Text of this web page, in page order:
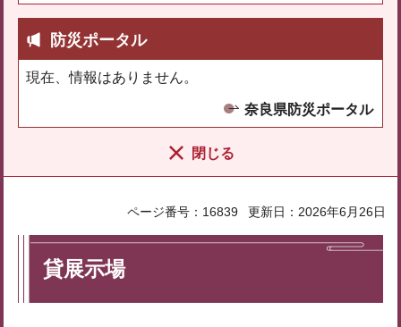
防災ポータル
現在、情報はありません。
奈良県防災ポータル
閉じる
ページ番号：16839 更新日：2026年6月26日
貸展示場